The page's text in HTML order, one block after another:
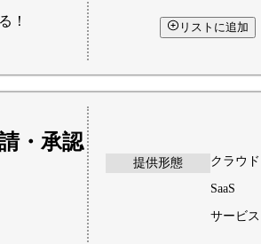
！
リストに追加
・承認
提供形態 クラウド
SaaS
サービス